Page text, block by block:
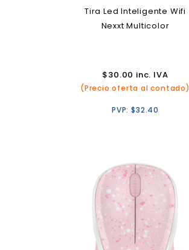
Tira Led Inteligente Wifi
Nexxt Multicolor
$30.00 inc. IVA
(Precio oferta al contado)
PVP:$32.40